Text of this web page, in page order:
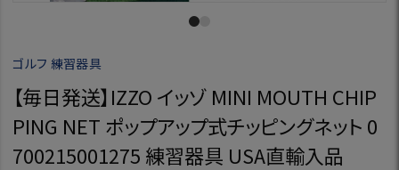
ゴルフ 練習器具
【毎日発送】IZZO イッゾ MINI MOUTH CHIP
PING NET ポップアップ式チッピングネット 0
700215001275 練習器具 USA直輸入品